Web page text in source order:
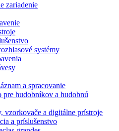
zariadenie
systémy
a spracovanie
pre hudobníkov a hudobnú
vzorkovače a digitálne prístroje
a príslušenstvo